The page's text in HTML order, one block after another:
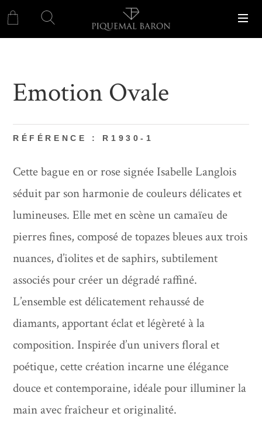
Emotion Ovale
RÉFÉRENCE : R1930-1
Cette bague en or rose signée Isabelle Langlois
séduit par son harmonie de couleurs délicates et
lumineuses. Elle met en scène un camaïeu de
pierres fines, composé de topazes bleues aux trois
nuances, d’iolites et de saphirs, subtilement
associés pour créer un dégradé raffiné.
L’ensemble est délicatement rehaussé de
diamants, apportant éclat et légèreté à la
composition. Inspirée d’un univers floral et
poétique, cette création incarne une élégance
douce et contemporaine, idéale pour illuminer la
main avec fraîcheur et originalité.